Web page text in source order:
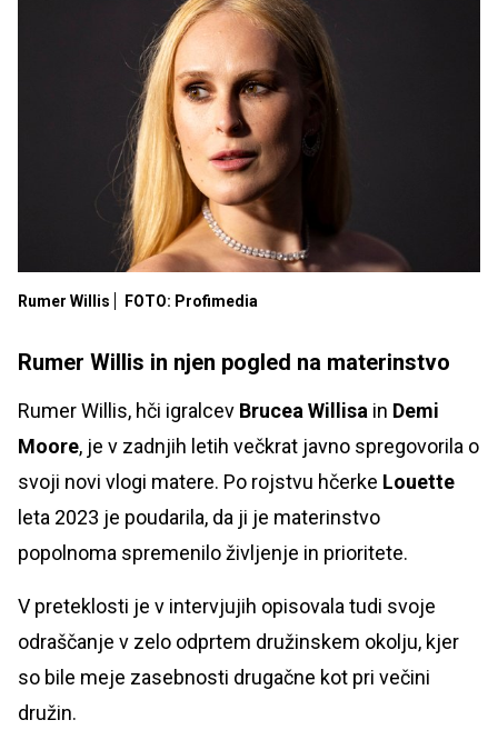
Rumer Willis FOTO: Profimedia
Rumer Willis in njen pogled na materinstvo
Rumer Willis, hči igralcev Brucea Willisa in Demi
Moore, je v zadnjih letih večkrat javno spregovorila o
svoji novi vlogi matere. Po rojstvu hčerke Louette
leta 2023 je poudarila, da ji je materinstvo
popolnoma spremenilo življenje in prioritete.
V preteklosti je v intervjujih opisovala tudi svoje
odraščanje v zelo odprtem družinskem okolju, kjer
so bile meje zasebnosti drugačne kot pri večini
družin.